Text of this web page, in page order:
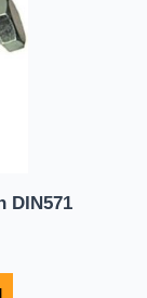
DIN571